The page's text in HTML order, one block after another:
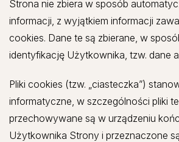
Strona nie zbiera w sposób
informacji, z wyjątkiem informacji
cookies. Dane te są zbierane, w
identyfikację Użytkownika, tzw. dane
Pliki cookies (tzw. „ciasteczka”)
informatyczne, w szczególności pliki
przechowywane są w urządzeniu
Użytkownika Strony i przeznaczone